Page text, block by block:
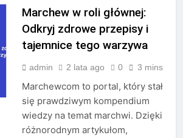
Marchew w roli głównej:
Odkryj zdrowe przepisy i
tajemnice tego warzywa
admin 2 lata ago 0 3 mins
Marchewcom to portal, który stał
się prawdziwym kompendium
wiedzy na temat marchwi. Dzięki
różnorodnym artykułom,